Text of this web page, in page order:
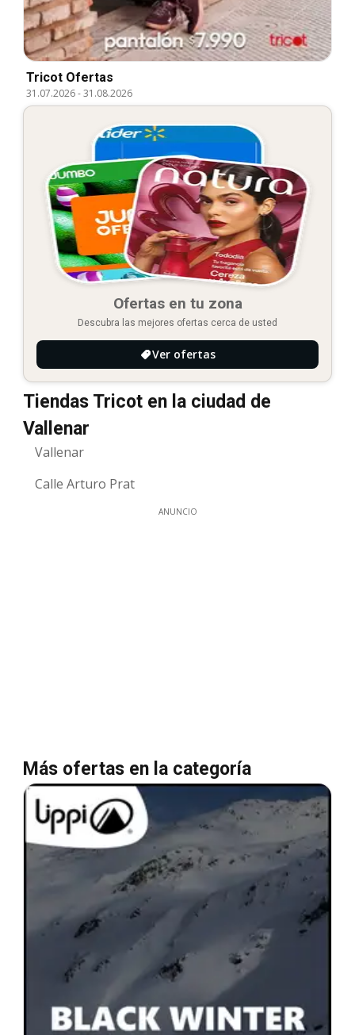
Tricot Ofertas
31.07.2026-31.08.2026
Ofertas en tu zona
Descubra las mejores ofertas cerca de usted
Ver ofertas
Tiendas Tricot en la ciudad de
Vallenar
Vallenar
Calle Arturo Prat
ANUNCIO
Más ofertas en la categoría